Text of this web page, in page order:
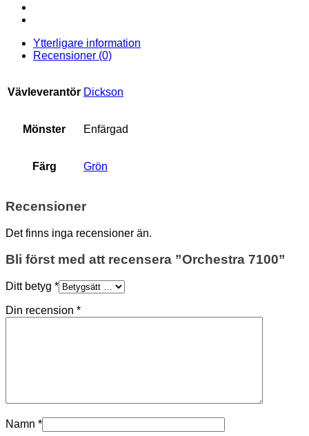
Ytterligare information
Recensioner (0)
Vävleverantör Dickson
Mönster Enfärgad
Färg Grön
Recensioner
Det finns inga recensioner än.
Bli först med att recensera ”Orchestra 7100”
Ditt betyg *
Din recension *
Namn *